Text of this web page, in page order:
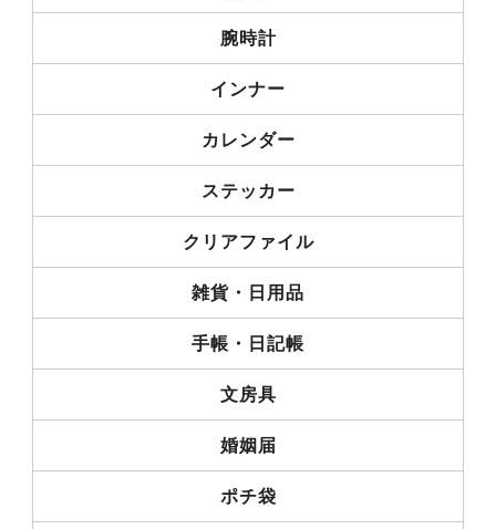
腕時計
インナー
カレンダー
ステッカー
クリアファイル
雑貨・日用品
手帳・日記帳
文房具
婚姻届
ポチ袋